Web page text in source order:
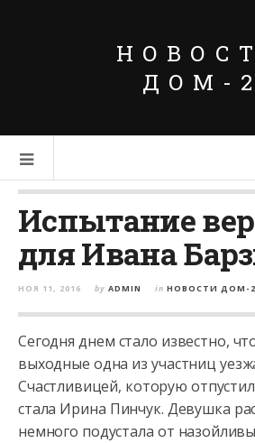
ДОМ-2
Испытание
для Ивана
НОЯ 11, 2016 by ADMIN in НОВОСТИ ДОМ-2
Сегодня днем стало известно,
выходные одна из участниц
Счастливицей, которую
стала Ирина Пинчук. Девушка
немного подустала от